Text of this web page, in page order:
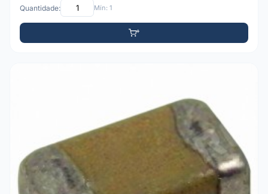
Quantidade: Mín: 1